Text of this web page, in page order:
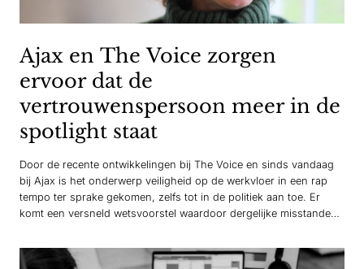
Ajax en The Voice zorgen
ervoor dat de
vertrouwenspersoon meer in de
spotlight staat
Door de recente ontwikkelingen bij The Voice en sinds vandaag
bij Ajax is het onderwerp veiligheid op de werkvloer in een rap
tempo ter sprake gekomen, zelfs tot in de politiek aan toe. Er
komt een versneld wetsvoorstel waardoor dergelijke misstanden
Schaik is blij dat het balletje is gaan…